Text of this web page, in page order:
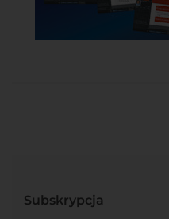
Subskrypcja